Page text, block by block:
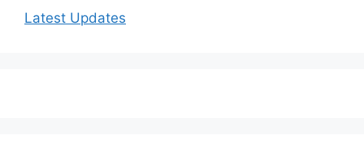
Latest Updates